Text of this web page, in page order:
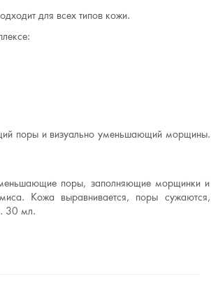
для всех типов кожи.
поры и визуально уменьшающий морщины.
поры, заполняющие морщинки и
Кожа выравнивается, поры сужаются,
30 мл.